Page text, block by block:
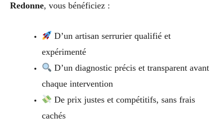
Redonne, vous bénéficiez :
D’un artisan serrurier qualifié et
expérimenté
D’un diagnostic précis et transparent avant
chaque intervention
De prix justes et compétitifs, sans frais
cachés